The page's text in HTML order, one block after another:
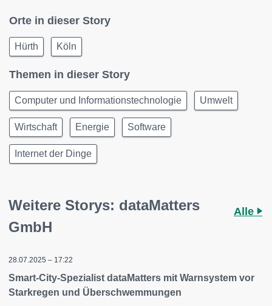
Orte in dieser Story
Hürth Köln
Themen in dieser Story
Computer und Informationstechnologie Umwelt
Wirtschaft Energie Software
Internet der Dinge
Weitere Storys: dataMatters
GmbH
Alle
28.07.2025 – 17:22
Smart-City-Spezialist dataMatters mit Warnsystem vor
Starkregen und Überschwemmungen